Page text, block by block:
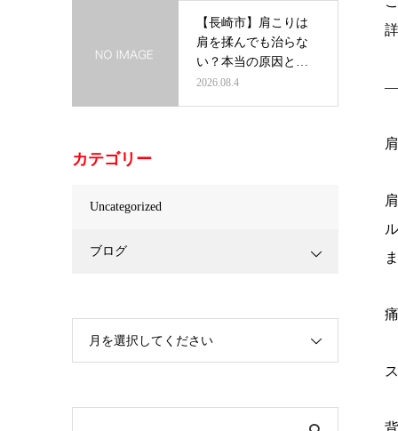
—
【長崎市】肩こりは
肩を揉んでも治らな
い？本当の原因と根
本改善の方法…
2026.08.4
カテゴリー
Uncategorized
ブログ
月を選択してください